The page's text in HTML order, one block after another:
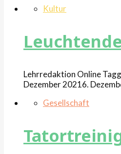
Kultur
Lehrredaktion Online
Dezember 20216.
Gesellschaft